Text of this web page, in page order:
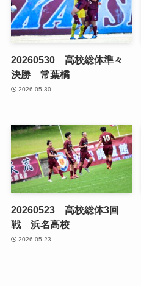
20260530 高校総体準々
決勝 常葉橘
2026-05-30
20260523 高校総体3回
戦 浜名高校
2026-05-23